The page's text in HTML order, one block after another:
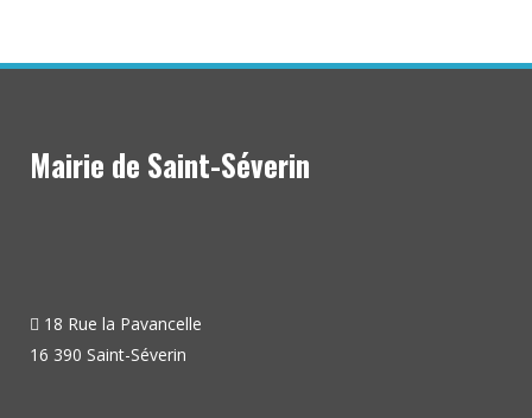
Mairie de Saint-Séverin
18 Rue la Pavancelle
16 390 Saint-Séverin